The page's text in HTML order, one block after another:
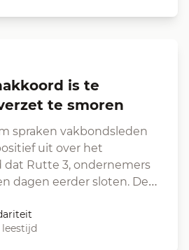
te smoren
spraken vakbondsleden
uit over het
dat Rutte 3, ondernemers
dagen eerder sloten. De…